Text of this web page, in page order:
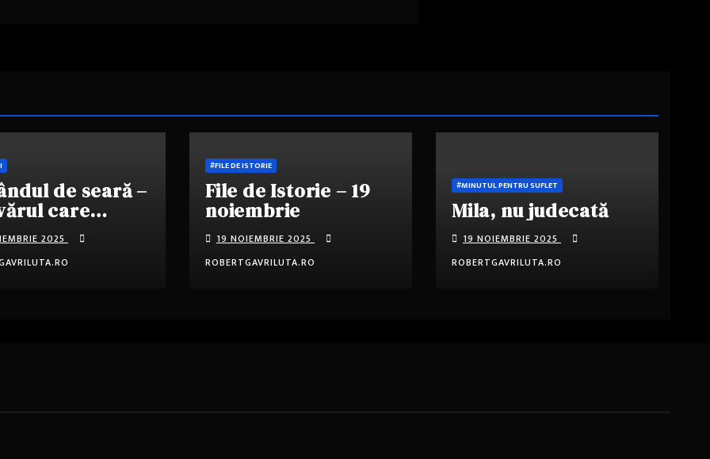
de seară –
care
2025
#FILE DE ISTORIE
File de Istorie – 19
noiembrie
19 NOIEMBRIE 2025
ROBERTGAVRILUTA.RO
#MINUTUL PENTRU SUFLET
Mila, nu judecată
19 NOIEMBRIE 2025
ROBERTGAVRILUTA.RO